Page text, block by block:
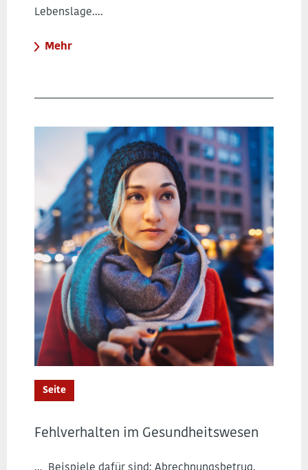
Lebenslage....
Mehr
Seite
Fehlverhalten im Gesundheitswesen